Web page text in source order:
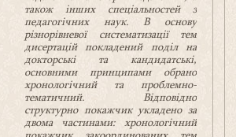
також інших спеціальностей з
педагогічних наук. В основу
різнорівневої систематизації тем
дисертацій покладений поділ на
докторські та кандидатські,
основними принципами обрано
хронологічний та проблемно-
тематичний. Відповідно
структурно покажчик укладено за
двома частинами: хронологічний